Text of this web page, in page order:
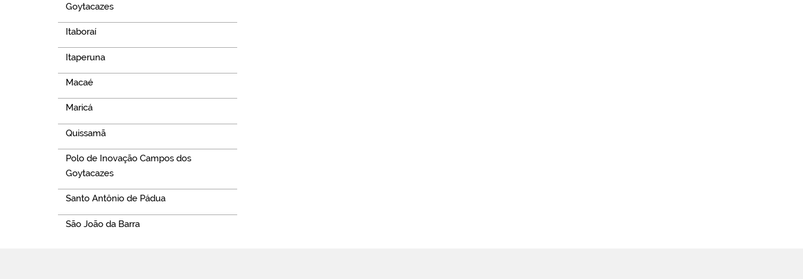
Goytacazes
Itaboraí
Itaperuna
Macaé
Maricá
Quissamã
Polo de Inovação Campos dos
Goytacazes
Santo Antônio de Pádua
São João da Barra